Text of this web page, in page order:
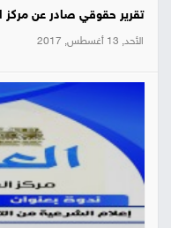
تقرير حقوقي صادر عن مركز
الأحد, 13 أغسطس, 2017